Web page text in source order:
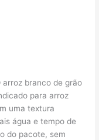
branco de grão
para arroz
uma textura
água e tempo de
do pacote, sem